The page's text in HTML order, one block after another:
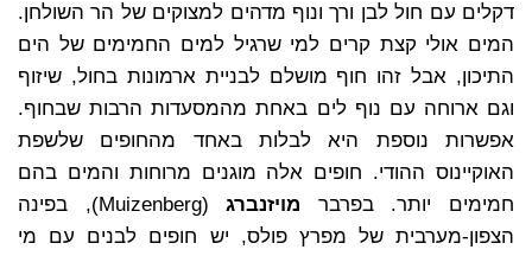
דקלים עם חול לבן ורך ונוף מדהים למצוקים של הר השולחן.
המים אולי קצת קרים למי שרגיל למים החמימים של הים
התיכון, אבל זהו חוף מושלם לבניית ארמונות בחול, שיזוף
וגם ארוחה עם נוף לים באחת מהמסעדות הרבות שבחוף.
אפשרות נוספת היא לבלות באחד מהחופים שלשפת
האוקיינוס ההודי. חופים אלה מוגנים מרוחות והמים בהם
חמימים יותר. בפרבר מויזנברג
(Muizenberg), בפינה
הצפון-מערבית של מפרץ פולס, יש חופים לבנים עם מי